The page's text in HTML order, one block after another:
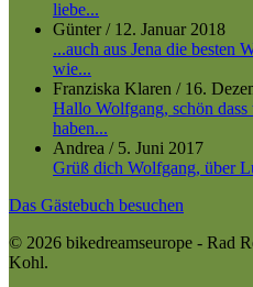
liebe...
Günter/ 12. Januar 2018
...auch aus Jena die besten
wie...
Franziska Klaren / 16.
Hallo Wolfgang, schön
haben...
Andrea / 5. Juni 2017
Grüß dich Wolfgang, über
Das Gästebuch besuchen
© 2026 bikedreamseurope - Rad
Kohl.